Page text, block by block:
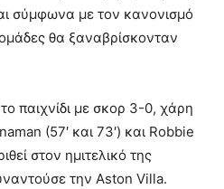
σύμφωνα με τον κανονισμό
θα ξαναβρίσκονταν
παιχνίδι με σκορ 3-0, χάρη
(57′ και 73′) και Robbie
στον ημιτελικό της
την Aston Villa.